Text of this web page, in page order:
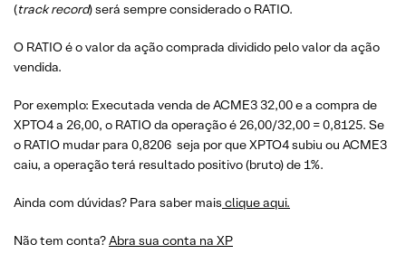
(track record) será sempre considerado o RATIO.
O RATIO é o valor da ação comprada dividido pelo valor da ação
vendida.
Por exemplo: Executada venda de ACME3 32,00 e a compra de
XPTO4 a 26,00, o RATIO da operação é 26,00/32,00 = 0,8125. Se
o RATIO mudar para 0,8206 seja por que XPTO4 subiu ou ACME3
caiu, a operação terá resultado positivo (bruto) de 1%.
Ainda com dúvidas? Para saber mais clique aqui.
Não tem conta?Abra sua conta na XP